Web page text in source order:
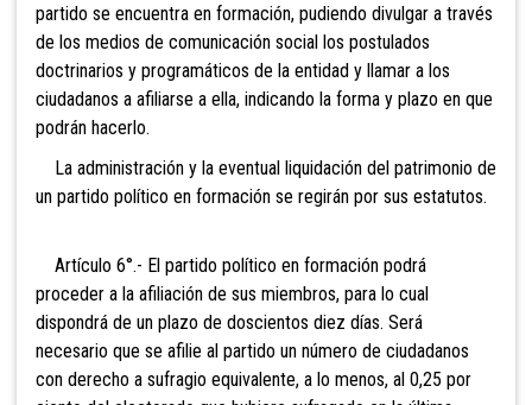
partido se encuentra en formación, pudiendo divulgar a través
de los medios de comunicación social los postulados
doctrinarios y programáticos de la entidad y llamar a los
ciudadanos a afiliarse a ella, indicando la forma y plazo en que
podrán hacerlo.
La administración y la eventual liquidación del patrimonio de
un partido político en formación se regirán por sus estatutos.
Artículo 6°.- El partido político en formación podrá
proceder a la afiliación de sus miembros, para lo cual
dispondrá de un plazo de doscientos diez días. Será
necesario que se afilie al partido un número de ciudadanos
con derecho a sufragio equivalente, a lo menos, al 0,25 por